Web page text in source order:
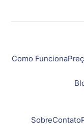
Como Funciona
SobreContato